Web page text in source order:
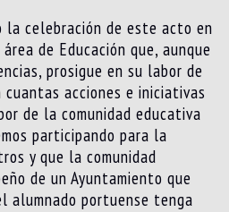
la celebración de este acto en
de Educación que, aunque
prosigue en su labor de
acciones e iniciativas
de la comunidad educativa
participando para la
y que la comunidad
de un Ayuntamiento que
alumnado portuense tenga